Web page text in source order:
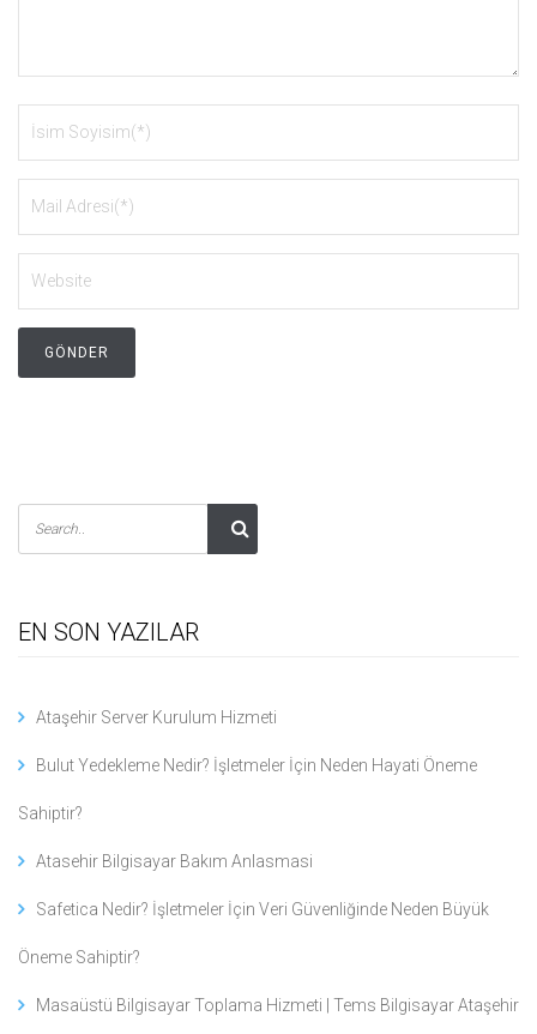
EN SON YAZILAR
Ataşehir Server Kurulum Hizmeti
Bulut Yedekleme Nedir? İşletmeler İçin Neden Hayati Öneme
Sahiptir?
Atasehir Bilgisayar Bakım Anlasmasi
Safetica Nedir? İşletmeler İçin Veri Güvenliğinde Neden Büyük
Öneme Sahiptir?
Masaüstü Bilgisayar Toplama Hizmeti | Tems Bilgisayar Ataşehir